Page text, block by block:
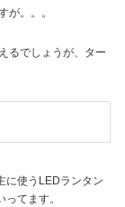
が。。。
るでしょうが、ター
に使うLEDランタン
てます。